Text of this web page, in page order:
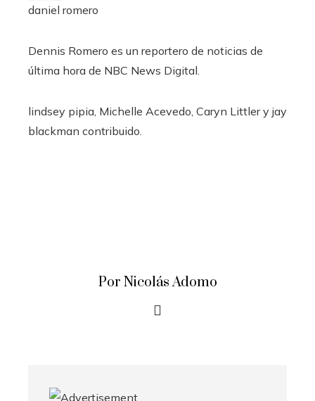
daniel romero
Dennis Romero es un reportero de noticias de
última hora de NBC News Digital.
lindsey pipia Michelle Acevedo Caryn Littlery jay
blackman contribuido
Por Nicolás Adomo